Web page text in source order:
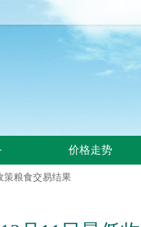
价格走势
策粮食交易结果